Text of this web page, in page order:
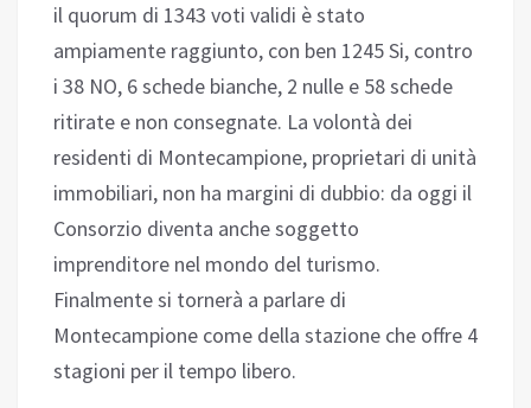
il quorum di 1343 voti validi è stato
ampiamente raggiunto, con ben 1245 Si, contro
i 38 NO, 6 schede bianche, 2 nulle e 58 schede
ritirate e non consegnate. La volontà dei
residenti di Montecampione, proprietari di unità
immobiliari, non ha margini di dubbio: da oggi il
Consorzio diventa anche soggetto
imprenditore nel mondo del turismo.
Finalmente si tornerà a parlare di
Montecampione come della stazione che offre 4
stagioni per il tempo libero.